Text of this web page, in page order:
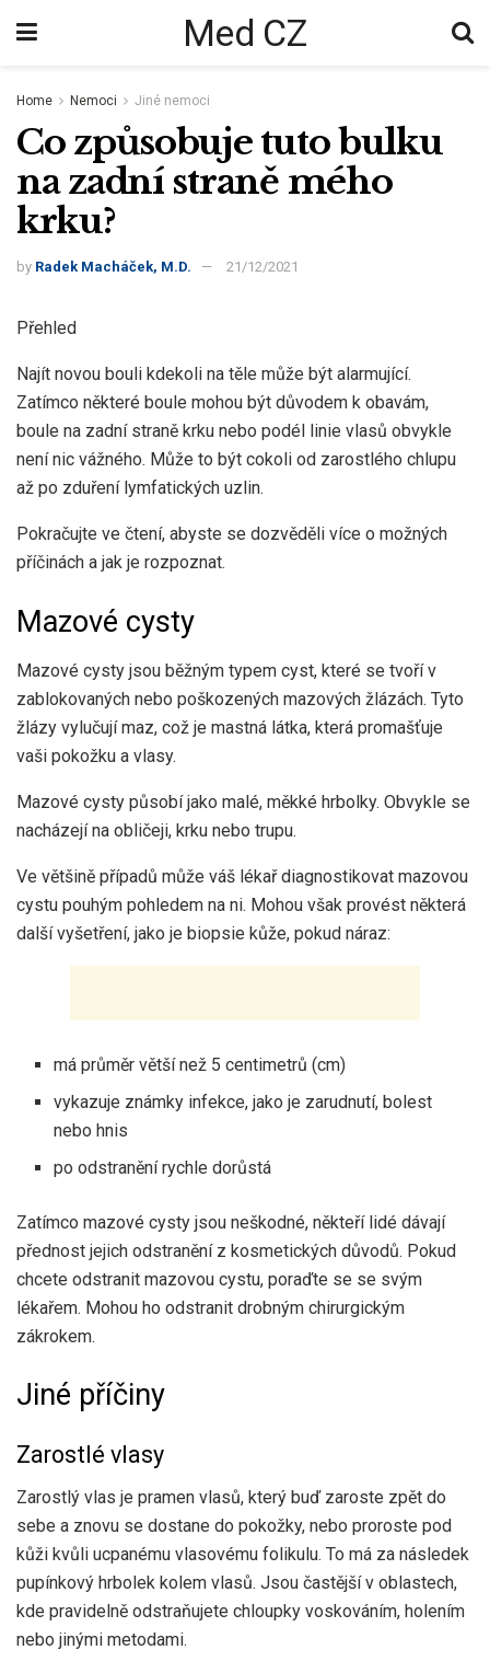
Med CZ
Home Nemoci Jiné nemoci
Co způsobuje tuto bulku
na zadní straně mého
krku?
by Radek Macháček, M.D. 21/12/2021
Přehled
Najít novou bouli kdekoli na těle může být alarmující.
Zatímco některé boule mohou být důvodem k obavám,
boule na zadní straně krku nebo podél linie vlasů obvykle
není nic vážného. Může to být cokoli od zarostlého chlupu
až po zduření lymfatických uzlin.
Pokračujte ve čtení, abyste se dozvěděli více o možných
příčinách a jak je rozpoznat.
Mazové cysty
Mazové cysty jsou běžným typem cyst, které se tvoří v
zablokovaných nebo poškozených mazových žlázách. Tyto
žlázy vylučují maz, což je mastná látka, která promašťuje
vaši pokožku a vlasy.
Mazové cysty působí jako malé, měkké hrbolky. Obvykle se
nacházejí na obličeji, krku nebo trupu.
Ve většině případů může váš lékař diagnostikovat mazovou
cystu pouhým pohledem na ni. Mohou však provést některá
další vyšetření, jako je biopsie kůže, pokud náraz:
má průměr větší než 5 centimetrů (cm)
vykazuje známky infekce, jako je zarudnutí, bolest
nebo hnis
po odstranění rychle dorůstá
Zatímco mazové cysty jsou neškodné, někteří lidé dávají
přednost jejich odstranění z kosmetických důvodů. Pokud
chcete odstranit mazovou cystu, poraďte se se svým
lékařem. Mohou ho odstranit drobným chirurgickým
zákrokem.
Jiné příčiny
Zarostlé vlasy
Zarostlý vlas je pramen vlasů, který buď zaroste zpět do
sebe a znovu se dostane do pokožky, nebo proroste pod
kůži kvůli ucpanému vlasovému folikulu. To má za následek
pupínkový hrbolek kolem vlasů. Jsou častější v oblastech,
kde pravidelně odstraňujete chloupky voskováním, holením
nebo jinými metodami.